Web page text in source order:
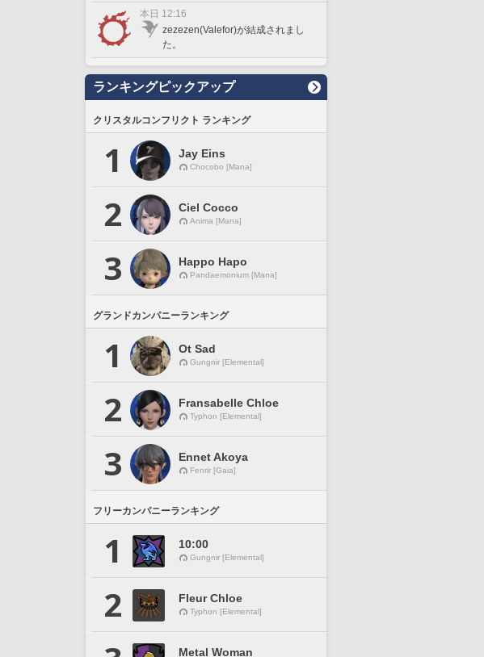
本日 12:16
zezezen(Valefor)が結成されまし
た。
ランキングピックアップ
クリスタルコンフリクト ランキング
1 Jay Eins
Chocobo [Mana]
2 Ciel Cocco
Anima [Mana]
3 Happo Hapo
Pandaemonium [Mana]
グランドカンパニーランキング
1 Ot Sad
Gungnir [Elemental]
2 Fransabelle Chloe
Typhon [Elemental]
3 Ennet Akoya
Fenrir [Gaia]
フリーカンパニーランキング
1 10:00
Gungnir [Elemental]
2 Fleur Chloe
Typhon [Elemental]
Metal Woman